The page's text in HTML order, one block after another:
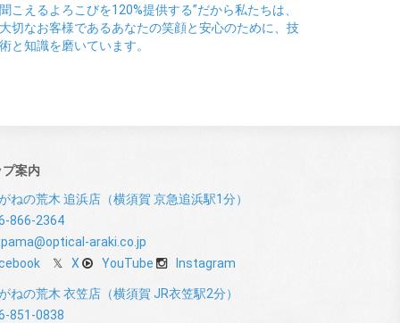
聞こえるよろこびを120%提供する”だから私たちは、
大切なお客様であるあなたの笑顔と安心のために、技
術と知識を磨いています。
案内
ねの荒木 追浜店（横須賀 京急追浜駅1分）
866-2364
araki.co.jp
X YouTube Instagram
ねの荒木 衣笠店（横須賀 JR衣笠駅2分）
851-0838